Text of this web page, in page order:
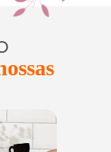
Utilidades de
Vidro